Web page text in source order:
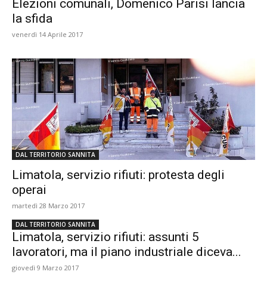
Elezioni comunali, Domenico Parisi lancia
la sfida
venerdì 14 Aprile 2017
DAL TERRITORIO SANNITA
Limatola, servizio rifiuti: protesta degli
operai
martedì 28 Marzo 2017
DAL TERRITORIO SANNITA
Limatola, servizio rifiuti: assunti 5
lavoratori, ma il piano industriale diceva...
giovedì 9 Marzo 2017